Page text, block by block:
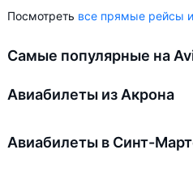
Посмотреть все прямые рейсы
Самые популярные на
Авиабилеты из Акрона
Авиабилеты в Синт-